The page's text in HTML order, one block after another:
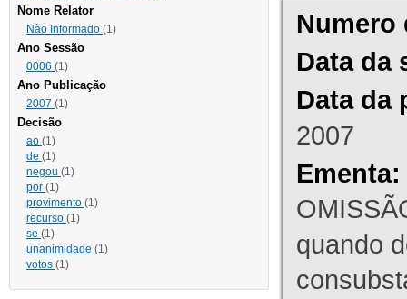
Nome Relator
Não Informado (1)
Ano Sessão
0006 (1)
Ano Publicação
2007 (1)
Decisão
ao (1)
de (1)
negou (1)
por (1)
provimento (1)
recurso (1)
se (1)
unanimidade (1)
votos (1)
Numero
Data da
Data da
2007
Ementa:
quando